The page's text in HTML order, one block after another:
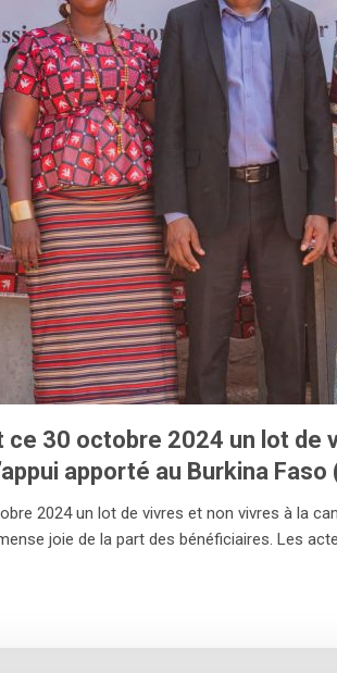
30 octobre 2024 un lot de
apporté au Burkina Faso
2024 un lot de vivres et non vivres à la
joie de la part des bénéficiaires. Les